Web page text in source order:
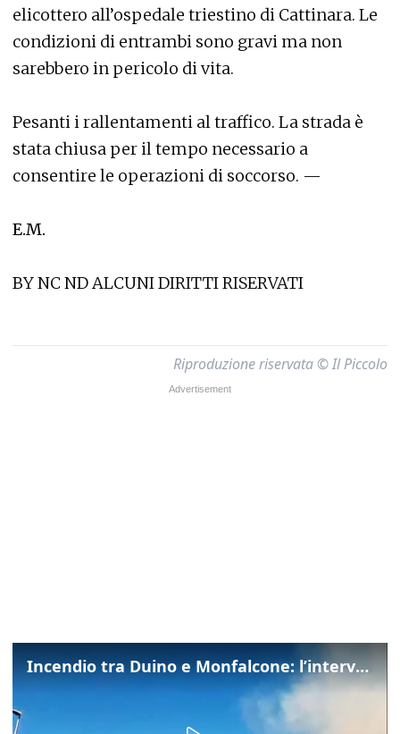
elicottero all’ospedale triestino di Cattinara. Le
condizioni di entrambi sono gravi ma non
sarebbero in pericolo di vita.
Pesanti i rallentamenti al traffico. La strada è
stata chiusa per il tempo necessario a
consentire le operazioni di soccorso. —
E.M.
BY NC ND ALCUNI DIRITTI RISERVATI
Riproduzione riservata © Il Piccolo
Incendio tra Duino e Monfalcone: l’intervento dei vigili del fuoco